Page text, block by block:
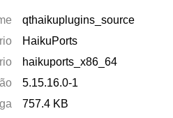
qthaikuplugins_source
HaikuPorts
haikuports_x86_64
5.15.16.0-1
757.4 KB